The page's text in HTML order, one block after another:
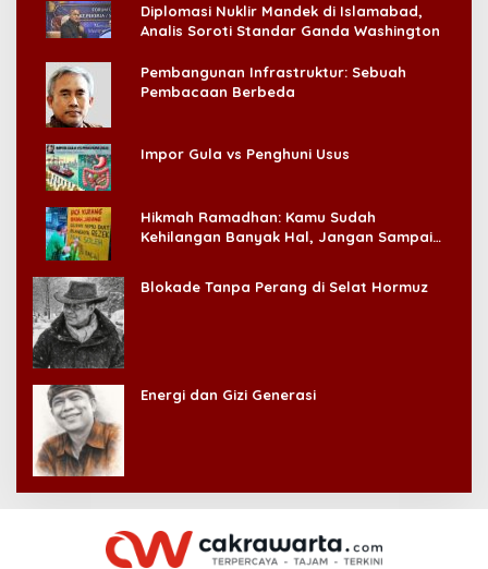
Diplomasi Nuklir Mandek di Islamabad,
Analis Soroti Standar Ganda Washington
Pembangunan Infrastruktur: Sebuah
Pembacaan Berbeda
Impor Gula vs Penghuni Usus
Hikmah Ramadhan: Kamu Sudah
Kehilangan Banyak Hal, Jangan Sampai
Blokade Tanpa Perang di Selat Hormuz
Energi dan Gizi Generasi